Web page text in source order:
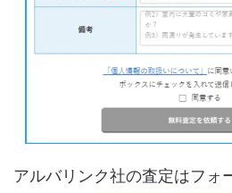
アルバリンク社の査定はフォ